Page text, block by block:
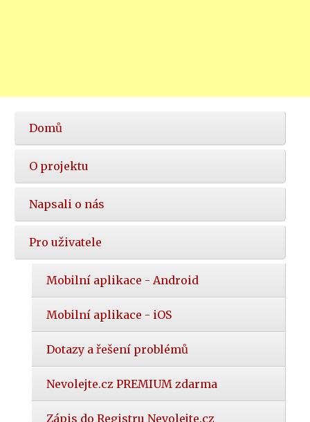
Hlavní
nabídka
Domů
O projektu
Napsali o nás
Pro uživatele
Mobilní aplikace - Android
Mobilní aplikace - iOS
Dotazy a řešení problémů
Nevolejte.cz PREMIUM zdarma
Zápis do Registru Nevolejte.cz